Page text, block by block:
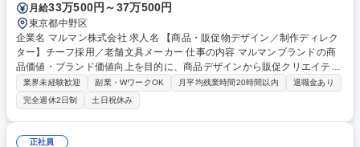
月給33万500円～37万500円
東京都中野区
企業名 マルマン株式会社 求人名 【商品・販促物デザイン／制作ディレク
ター】チーフ採用／老舗文具メーカー 仕事の内容 マルマンブランドの商
品価値・ブランド価値向上を目的に、商品デザインから販促クリエイティ
ブの企画・制作・ディレクションまで幅広くお任せします。 【詳細】■ノ
ート・バインダー・ルーズリーフ等の商品デザイン ■製品帯・シール・説
明紙等のパッケージデザイン ■カタログ、POP、店頭販促物、販促用ビジ
ュアル制作 ■商品企画担当とのコンセプト設計・デザイン提案 ■ブランド
イメージに基づくクリエイティブ制作・監修 ■外部制作会社・デザイナー
業界未経験歓迎 副業・WワークOK 月平均残業時間20時間以内
退職金あり
完全週休2日制
土日祝休み
正社員